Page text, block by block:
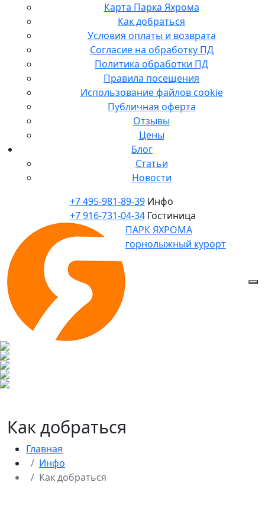
Карта Парка Яхрома
Как добраться
Условия оплаты и возврата
Согласие на обработку ПД
Политика обработки ПД
Правила посещения
Использование файлов cookie
Публичная оферта
Отзывы
Цены
Блог
Статьи
Новости
+7 495-981-89-39Инфо
+7 916-731-04-34Гостиница
ПАРК ЯХРОМА
горнолыжный курорт
Как добраться
Главная
Инфо
Как добраться